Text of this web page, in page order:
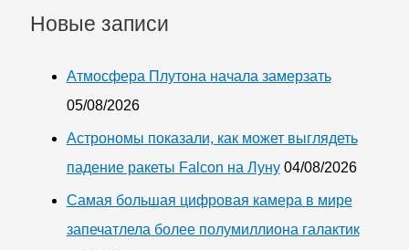
Новые записи
Атмосфера Плутона начала замерзать
05/08/2026
Астрономы показали, как может выглядеть
падение ракеты Falcon на Луну 04/08/2026
Самая большая цифровая камера в мире
запечатлела более полумиллиона галактик